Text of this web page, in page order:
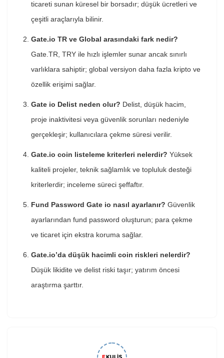
ticareti sunan küresel bir borsadır; düşük ücretleri ve
çeşitli araçlarıyla bilinir.
Gate.io TR ve Global arasındaki fark nedir?
Gate.TR, TRY ile hızlı işlemler sunar ancak sınırlı
varlıklara sahiptir; global versiyon daha fazla kripto ve
özellik erişimi sağlar.
Gate io Delist neden olur? Delist, düşük hacim,
proje inaktivitesi veya güvenlik sorunları nedeniyle
gerçekleşir; kullanıcılara çekme süresi verilir.
Gate.io coin listeleme kriterleri nelerdir? Yüksek
kaliteli projeler, teknik sağlamlık ve topluluk desteği
kriterlerdir; inceleme süreci şeffaftır.
Fund Password Gate io nasıl ayarlanır? Güvenlik
ayarlarından fund password oluşturun; para çekme
ve ticaret için ekstra koruma sağlar.
Gate.io’da düşük hacimli coin riskleri nelerdir?
Düşük likidite ve delist riski taşır; yatırım öncesi
araştırma şarttır.